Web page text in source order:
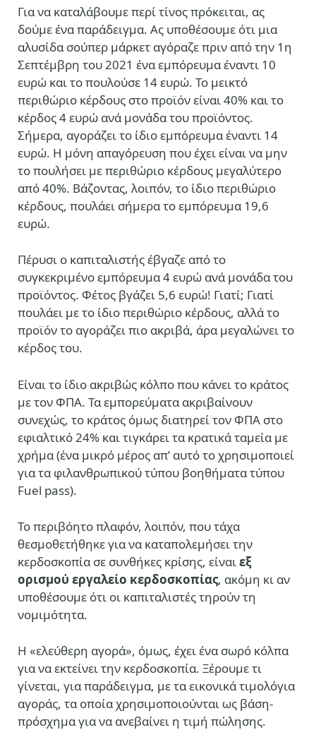
Για να καταλάβουμε περί τίνος πρόκειται, ας
δούμε ένα παράδειγμα. Ας υποθέσουμε ότι μια
αλυσίδα σούπερ μάρκετ αγόραζε πριν από την 1η
Σεπτέμβρη του 2021 ένα εμπόρευμα έναντι 10
ευρώ και το πουλούσε 14 ευρώ. Το μεικτό
περιθώριο κέρδους στο προϊόν είναι 40% και το
κέρδος 4 ευρώ ανά μονάδα του προϊόντος.
Σήμερα, αγοράζει το ίδιο εμπόρευμα έναντι 14
ευρώ. Η μόνη απαγόρευση που έχει είναι να μην
το πουλήσει με περιθώριο κέρδους μεγαλύτερο
από 40%. Βάζοντας, λοιπόν, το ίδιο περιθώριο
κέρδους, πουλάει σήμερα το εμπόρευμα 19,6
ευρώ.
Πέρυσι ο καπιταλιστής έβγαζε από το
συγκεκριμένο εμπόρευμα 4 ευρώ ανά μονάδα του
προϊόντος. Φέτος βγάζει 5,6 ευρώ! Γιατί; Γιατί
πουλάει με το ίδιο περιθώριο κέρδους, αλλά το
προϊόν το αγοράζει πιο ακριβά, άρα μεγαλώνει το
κέρδος του.
Είναι το ίδιο ακριβώς κόλπο που κάνει το κράτος
με τον ΦΠΑ. Τα εμπορεύματα ακριβαίνουν
συνεχώς, το κράτος όμως διατηρεί τον ΦΠΑ στο
εφιαλτικό 24% και τιγκάρει τα κρατικά ταμεία με
χρήμα (ένα μικρό μέρος απ’ αυτό το χρησιμοποιεί
για τα φιλανθρωπικού τύπου βοηθήματα τύπου
Fuel pass).
Το περιβόητο πλαφόν, λοιπόν, που τάχα
θεσμοθετήθηκε για να καταπολεμήσει την
κερδοσκοπία σε συνθήκες κρίσης, είναιεξ
ορισμού εργαλείο κερδοσκοπίας, ακόμη κι αν
υποθέσουμε ότι οι καπιταλιστές τηρούν τη
νομιμότητα.
Η «ελεύθερη αγορά», όμως, έχει ένα σωρό κόλπα
για να εκτείνει την κερδοσκοπία. Ξέρουμε τι
γίνεται, για παράδειγμα, με τα εικονικά τιμολόγια
αγοράς, τα οποία χρησιμοποιούνται ως βάση-
πρόσχημα για να ανεβαίνει η τιμή πώλησης.